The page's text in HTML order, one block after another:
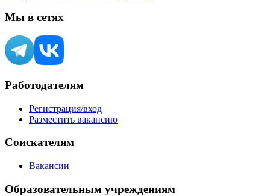
Мы в сетях
Работодателям
Регистрация/вход
Разместить вакансию
Соискателям
Вакансии
Образовательным учреждениям